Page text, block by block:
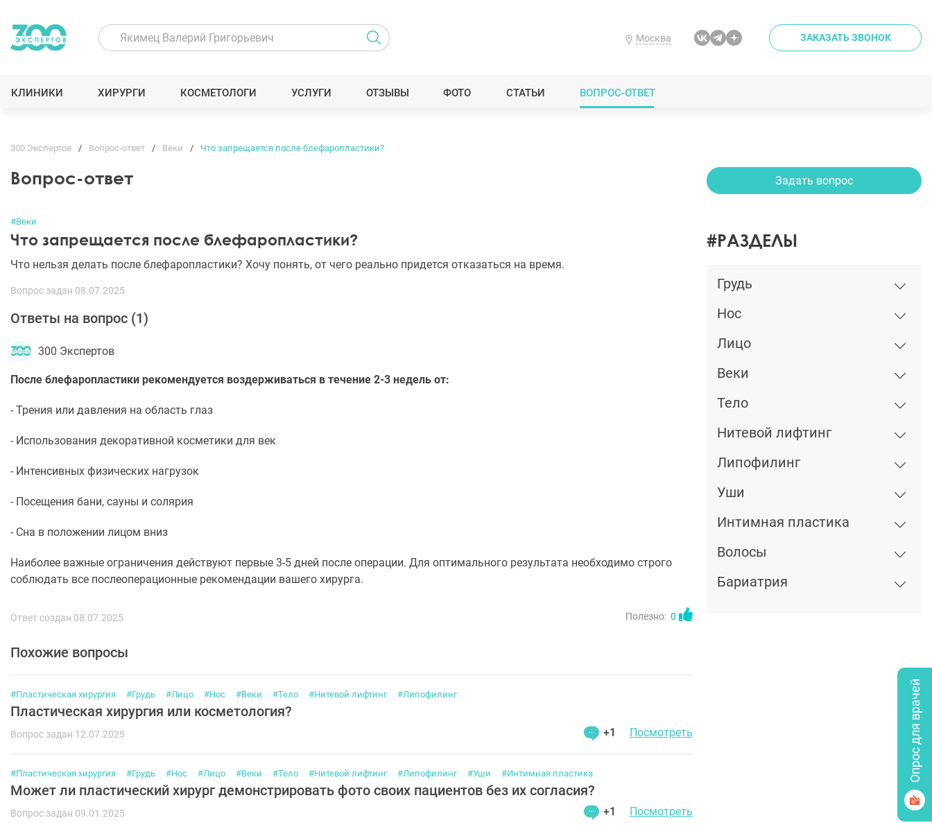
Москва ЗАКАЗАТЬ ЗВОНОК
КЛИНИКИ ХИРУРГИ КОСМЕТОЛОГИ УСЛУГИ ОТЗЫВЫ ФОТО СТАТЬИ ВОПРОС-ОТВЕТ
300 Экспертов Вопрос-ответ Веки Что запрещается после блефаропластики?
Вопрос-ответ
#Веки
Что запрещается после блефаропластики?
Что нельзя делать после блефаропластики? Хочу понять, от чего реально придется отказаться на время.
Вопрос задан 08.07.2025
Ответы на вопрос (1)
300 Экспертов
После блефаропластики рекомендуется воздерживаться в течение 2-3 недель от:
- Трения или давления на область глаз
- Использования декоративной косметики для век
- Интенсивных физических нагрузок
- Посещения бани, сауны и солярия
- Сна в положении лицом вниз
Наиболее важные ограничения действуют первые 3-5 дней после операции. Для оптимального результата необходимо строго
соблюдать все послеоперационные рекомендации вашего хирурга.
Ответ создан 08.07.2025 Полезно: 0
Похожие вопросы
#Пластическая хирургия #Грудь #Лицо #Нос #Веки #Тело #Нитевой лифтинг #Липофилинг
Пластическая хирургия или косметология?
Вопрос задан 12.07.2025 +1 Посмотреть
#Пластическая хирургия #Грудь #Нос #Лицо #Веки #Тело #Нитевой лифтинг #Липофилинг #Уши #Интимная пластика
Может ли пластический хирург демонстрировать фото своих пациентов без их согласия?
Вопрос задан 09.01.2025 +1 Посмотреть
Задать вопрос
#РАЗДЕЛЫ
Грудь
Нос
Лицо
Веки
Тело
Нитевой лифтинг
Липофилинг
Уши
Интимная пластика
Волосы
Бариатрия
Опрос для врачей